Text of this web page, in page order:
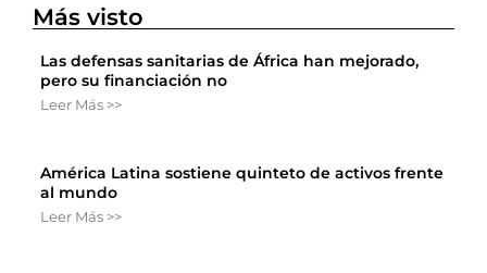
Más visto
Las defensas sanitarias de África han mejorado,
pero su financiación no
Leer Más >>
América Latina sostiene quinteto de activos frente
al mundo
Leer Más >>